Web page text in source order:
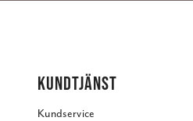
KUNDTJÄNST
Kundservice